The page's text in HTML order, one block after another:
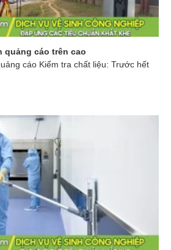
quảng cáo trên cao
cáo Kiểm tra chất liệu: Trước hết